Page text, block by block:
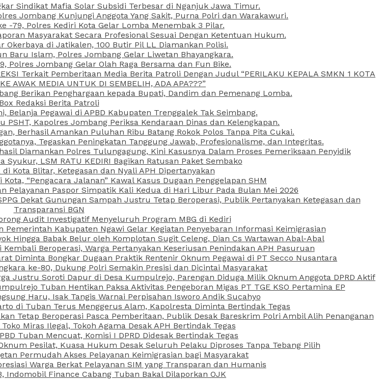
Sindikat Mafia Solar Subsidi Terbesar di Nganjuk Jawa Timur.
Jombang Kunjungi Anggota Yang Sakit, Purna Polri dan Warakawuri.
-79, Polres Kediri Kota Gelar Lomba Menembak 3 Pilar.
Masyarakat Secara Profesional Sesuai Dengan Ketentuan Hukum.
Okerbaya di Jatikalen, 100 Butir Pil LL Diamankan Polisi.
Baru Islam, Polres Jombang Gelar Liwetan Bhayangkara.
Polres Jombang Gelar Olah Raga Bersama dan Fun Bike.
Terkait Pemberitaan Media Berita Patroli Dengan Judul “PERILAKU KEPALA SMKN 1 KOTA
AWAK MEDIA UNTUK DI SEMBELIH, ADA APA???”
Berikan Penghargaan kepada Bupati, Dandim dan Pemenang Lomba.
Box Redaksi Berita Patroli
Belanja Pegawai di APBD Kabupaten Trenggalek Tak Seimbang.
PSHT, Kapolres Jombang Periksa Kendaraan Dinas dan Kelengkapan.
Berhasil Amankan Puluhan Ribu Batang Rokok Polos Tanpa Pita Cukai.
Tegaskan Peningkatan Tanggung Jawab, Profesionalisme, dan Integritas.
Diamankan Polres Tulungagung, Kini Kasusnya Dalam Proses Pemeriksaan Penyidik
Syukur, LSM RATU KEDIRI Bagikan Ratusan Paket Sembako
Kota Blitar, Ketegasan dan Nyali APH Dipertanyakan
“Pengacara Jalanan” Kawal Kasus Dugaan Penggelapan SHM
Pelayanan Paspor Simpatik Kali Kedua di Hari Libur Pada Bulan Mei 2026
Dekat Gunungan Sampah Justru Tetap Beroperasi, Publik Pertanyakan Ketegasan dan
Transparansi BGN
Audit Investigatif Menyeluruh Program MBG di Kediri
Kabupaten Ngawi Gelar Kegiatan Penyebaran Informasi Keimigrasian
Hingga Babak Belur oleh Komplotan Sugit Celeng, Dian Cs Wartawan Abal-Abal
Beroperasi, Warga Pertanyakan Keseriusan Penindakan APH Pasuruan
Diminta Bongkar Dugaan Praktik Rentenir Oknum Pegawai di PT Secco Nusantara
ke-80, Dukung Polri Semakin Presisi dan Dicintai Masyarakat
Justru Soroti Dapur di Desa Kumpulrejo, Parengan Diduga Milik Oknum Anggota DPRD Aktif
Tuban Hentikan Paksa Aktivitas Pengeboran Migas PT TGE KSO Pertamina EP
Haru, Isak Tangis Warnai Perpisahan Isworo Andik Sucahyo
di Tuban Terus Menggerus Alam, Kapolresta Diminta Bertindak Tegas
Tetap Beroperasi Pasca Pemberitaan, Publik Desak Bareskrim Polri Ambil Alih Penanganan
Miras Ilegal, Tokoh Agama Desak APH Bertindak Tegas
Tuban Mencuat, Komisi I DPRD Didesak Bertindak Tegas
Pesilat, Kuasa Hukum Desak Seluruh Pelaku Diproses Tanpa Tebang Pilih
Permudah Akses Pelayanan Keimigrasian bagi Masyarakat
Warga Berkat Pelayanan SIM yang Transparan dan Humanis
Indomobil Finance Cabang Tuban Bakal Dilaporkan OJK